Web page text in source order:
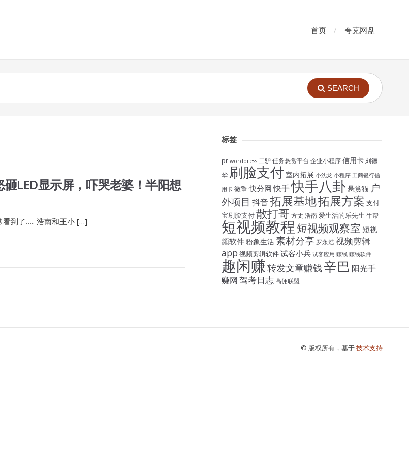
首页 夸克网盘
SEARCH
LED显示屏，吓哭老婆！半阳想
看到了….. 浩南和王小 […]
标签
pr wordpress 二驴 任务悬赏平台 企业小程序 信用卡 刘德
华 刷脸支付 室内拓展 小沈龙 小程序 工商银行信
用卡 微擎快分网快手快手八卦悬赏猫 户
外项目 抖音拓展基地拓展方案 支付
宝刷脸支付散打哥 方丈 浩南 爱生活的乐先生 牛帮
短视频教程 短视频观察室 短视
频软件粉象生活素材分享 罗永浩 视频剪辑
app 视频剪辑软件试客小兵 试客应用 赚钱 赚钱软件
趣闲赚转发文章赚钱辛巴 阳光手
赚网驾考日志 高佣联盟
© 版权所有，基于技术支持